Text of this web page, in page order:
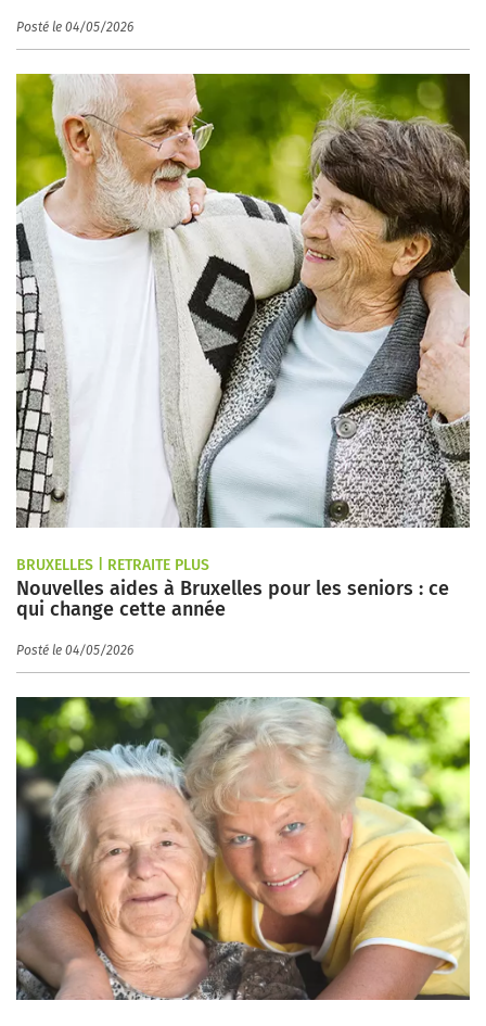
Posté le 04/05/2026
BRUXELLES | RETRAITE PLUS
Nouvelles aides à Bruxelles pour les seniors : ce
qui change cette année
Posté le 04/05/2026